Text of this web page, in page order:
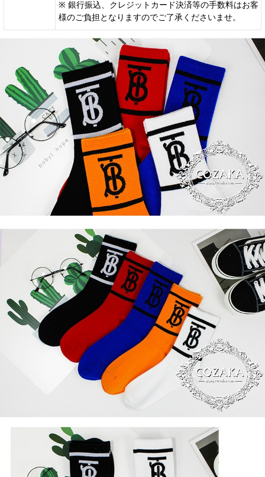
※ 銀行振込、クレジットカード決済等の手数料はお客
様のご負担となりますのでご了承くださいませ。